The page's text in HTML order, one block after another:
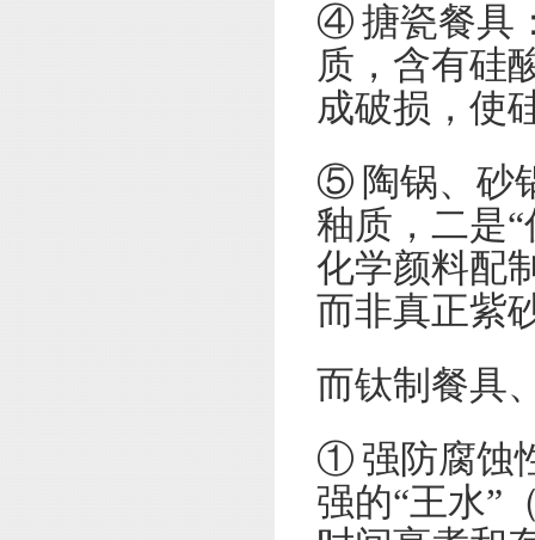
④ 搪瓷餐具
质，含有硅
成破损，使
⑤ 陶锅、砂
釉质，二是
化学颜料配
而非真正紫
而钛制餐具
① 强防腐蚀
强的“王水”